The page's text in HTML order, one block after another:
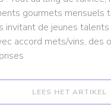
gourmets mensuels
invitant de jeunes
accord mets/vins, des
LEES HET ARTIKEL